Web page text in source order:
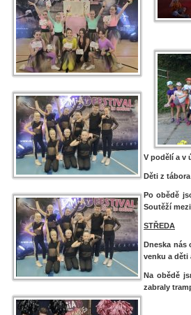
V podělí a v
Děti z
Po obědě
Soutěží
STŘEDA
Dneska nás
venku a děti
Na obědě
zabraly